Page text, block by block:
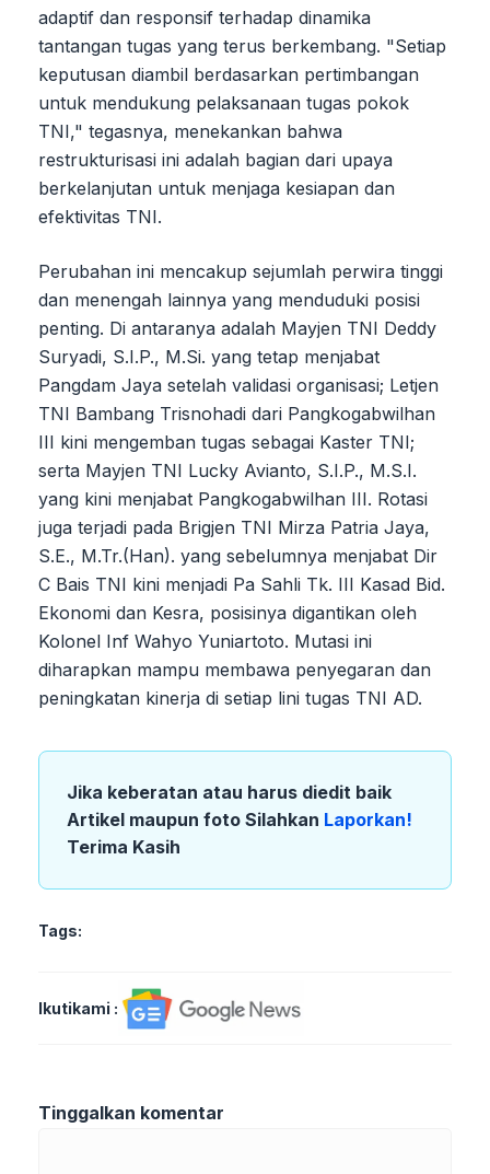
adaptif dan responsif terhadap dinamika
tantangan tugas yang terus berkembang. "Setiap
keputusan diambil berdasarkan pertimbangan
untuk mendukung pelaksanaan tugas pokok
TNI," tegasnya, menekankan bahwa
restrukturisasi ini adalah bagian dari upaya
berkelanjutan untuk menjaga kesiapan dan
efektivitas TNI.
Perubahan ini mencakup sejumlah perwira tinggi
dan menengah lainnya yang menduduki posisi
penting. Di antaranya adalah Mayjen TNI Deddy
Suryadi, S.I.P., M.Si. yang tetap menjabat
Pangdam Jaya setelah validasi organisasi; Letjen
TNI Bambang Trisnohadi dari Pangkogabwilhan
III kini mengemban tugas sebagai Kaster TNI;
serta Mayjen TNI Lucky Avianto, S.I.P., M.S.I.
yang kini menjabat Pangkogabwilhan III. Rotasi
juga terjadi pada Brigjen TNI Mirza Patria Jaya,
S.E., M.Tr.(Han). yang sebelumnya menjabat Dir
C Bais TNI kini menjadi Pa Sahli Tk. III Kasad Bid.
Ekonomi dan Kesra, posisinya digantikan oleh
Kolonel Inf Wahyo Yuniartoto. Mutasi ini
diharapkan mampu membawa penyegaran dan
peningkatan kinerja di setiap lini tugas TNI AD.
Jika keberatan atau harus diedit baik
Artikel maupun foto Silahkan Laporkan!
Terima Kasih
Tags:
Ikutikami :
Tinggalkan komentar